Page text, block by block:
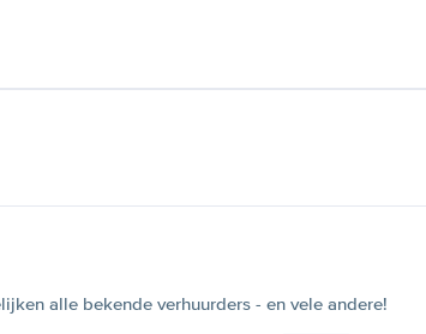
alle bekende verhuurders - en vele andere!